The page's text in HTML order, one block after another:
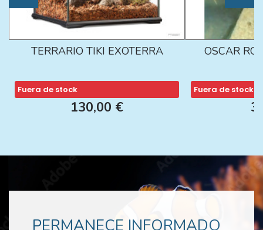
TERRARIO TIKI EXOTERRA
Fuera de stock
130,00 €
OSCAR
Fuera de stock
PERMANECE INFORMADO